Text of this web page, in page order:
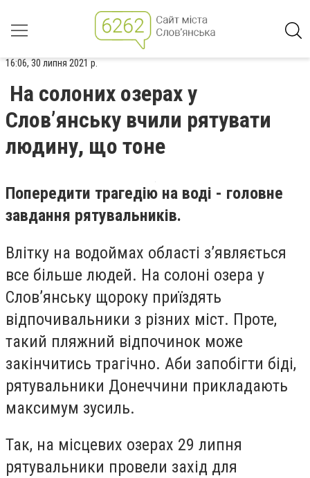
16:06, 30 липня 2021 р.
На солоних озерах у
Слов’янську вчили рятувати
людину, що тоне
Попередити трагедію на воді - головне
завдання рятувальників.
Влітку на водоймах області з’являється
все більше людей. На солоні озера у
Слов’янську щороку приїздять
відпочивальники з різних міст. Проте,
такий пляжний відпочинок може
закінчитись трагічно. Аби запобігти біді,
рятувальники Донеччини прикладають
максимум зусиль.
Так, на місцевих озерах 29 липня
рятувальники провели захід для